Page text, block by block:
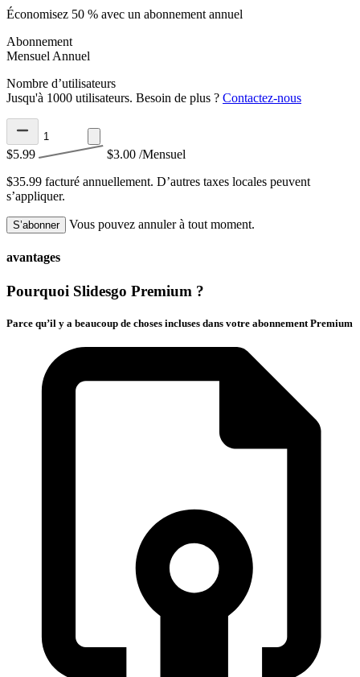
Économisez 50 % avec un abonnement annuel
Abonnement
Mensuel Annuel
Nombre d’utilisateurs
Jusqu'à 1000 utilisateurs. Besoin de plus ? Contactez-nous
$5.99 $3.00 /Mensuel
$35.99 facturé annuellement. D’autres taxes locales peuvent
s’appliquer.
S’abonner Vous pouvez annuler à tout moment.
avantages
Pourquoi Slidesgo Premium ?
Parce qu’il y a beaucoup de choses incluses dans votre abonnement Premium